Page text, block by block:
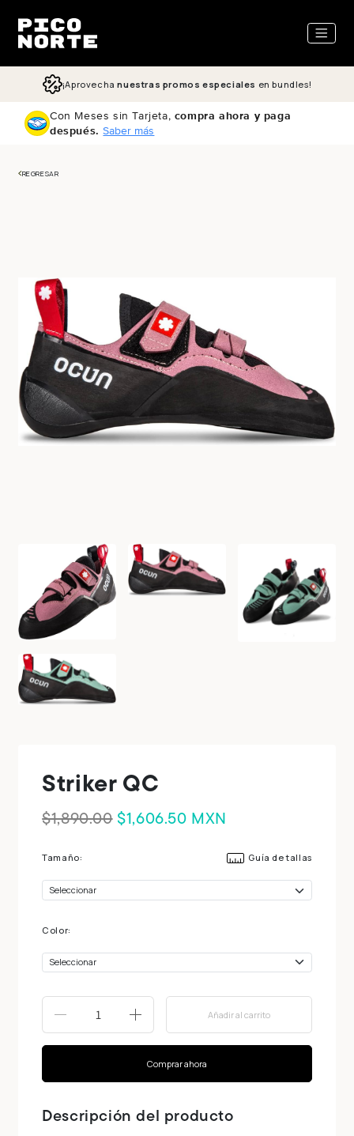
al contenido
¡Aprovecha nuestras promos especiales en bundles!
Con Meses sin Tarjeta, compra ahora y paga
después. Saber más
REGRESAR
Striker QC
$1,890.00 $1,606.50 MXN
Tamaño: Guía de tallas
Color:
+ Añadir al carrito
Comprar ahora
Descripción del producto